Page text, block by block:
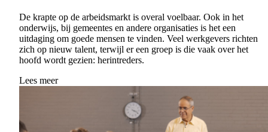
De krapte op de arbeidsmarkt is overal voelbaar. Ook in het
onderwijs, bij gemeentes en andere organisaties is het een
uitdaging om goede mensen te vinden. Veel werkgevers richten
zich op nieuw talent, terwijl er een groep is die vaak over het
hoofd wordt gezien: herintreders.
Lees meer